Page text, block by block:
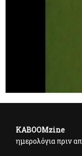
KABOOMzine
ημερολόγια πριν